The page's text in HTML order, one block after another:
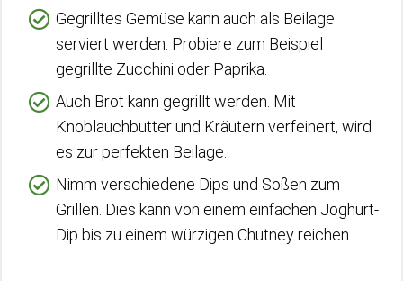
Gegrilltes Gemüse kann auch als Beilage
serviert werden. Probiere zum Beispiel
gegrillte Zucchini oder Paprika.
Auch Brot kann gegrillt werden. Mit
Knoblauchbutter und Kräutern verfeinert, wird
es zur perfekten Beilage.
Nimm verschiedene Dips und Soßen zum
Grillen. Dies kann von einem einfachen Joghurt-
Dip bis zu einem würzigen Chutney reichen.